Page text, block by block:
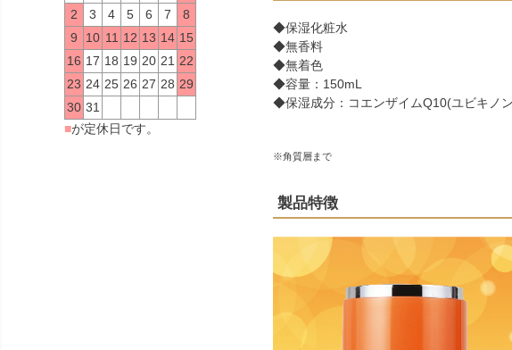
2
3 4 5 6 7
8
9
10 11 12 13 14 15
16 17 18 19 20 21 22
23 24 25 26 27 28 29
30 31
■が定休日です。
◆保湿化粧水
◆無香料
◆無着色
◆容量：150mL
◆保湿成分：コエンザイムQ10(ユビキノ
※角質層まで
製品特徴